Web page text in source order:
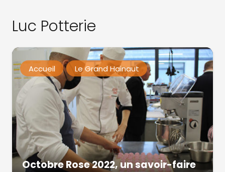
Luc Potterie
Accueil Le Grand Hainaut
Octobre Rose 2022, un savoir-faire